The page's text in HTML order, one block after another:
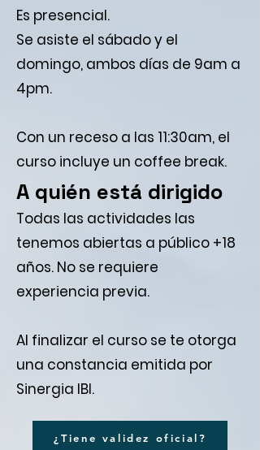
Es presencial.
Se asiste el sábado y el
domingo, ambos días de 9am a
4pm.
Con un receso a las 11:30am, el
curso incluye un coffee break.
A quién está dirigido
Todas las actividades las
tenemos abiertas a público +18
años. No se requiere
experiencia previa.
Al finalizar el curso se te otorga
una constancia emitida por
Sinergia IBI.
¿Tiene validez oficial?